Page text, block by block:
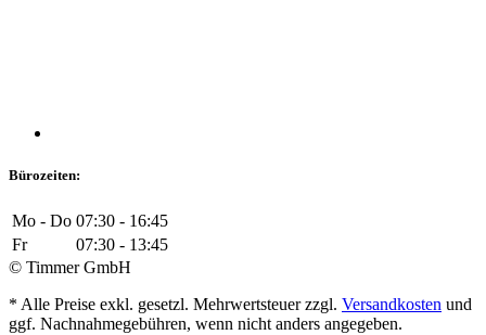
Bürozeiten:
Mo - Do 07:30 - 16:45
Fr
07:30 - 13:45
© Timmer GmbH
* Alle Preise exkl. gesetzl. Mehrwertsteuer zzgl. Versandkosten und
ggf. Nachnahmegebühren, wenn nicht anders angegeben.